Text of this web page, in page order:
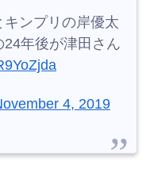
ンプリの岸優太
24年後が津田さん
4, 2019